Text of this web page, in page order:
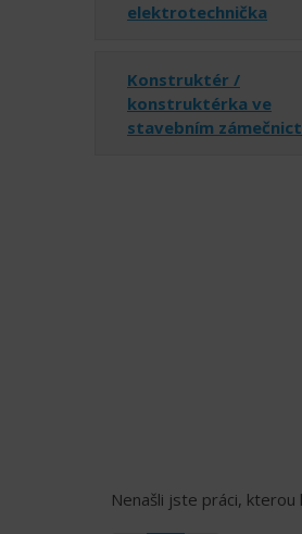
elektrotechnička
Konstruktér /
konstruktérka ve
stavebním
Nenašli jste práci,